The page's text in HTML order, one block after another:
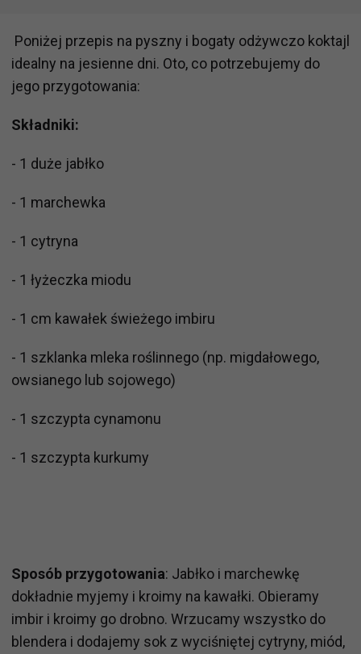
Poniżej przepis na pyszny i bogaty odżywczo koktajl
idealny na jesienne dni. Oto, co potrzebujemy do
jego przygotowania:
Składniki:
- 1 duże jabłko
- 1 marchewka
- 1 cytryna
- 1 łyżeczka miodu
- 1 cm kawałek świeżego imbiru
- 1 szklanka mleka roślinnego (np. migdałowego,
owsianego lub sojowego)
- 1 szczypta cynamonu
- 1 szczypta kurkumy
Sposób przygotowania: Jabłko i marchewkę
dokładnie myjemy i kroimy na kawałki. Obieramy
imbir i kroimy go drobno. Wrzucamy wszystko do
blendera i dodajemy sok z wyciśniętej cytryny, miód,